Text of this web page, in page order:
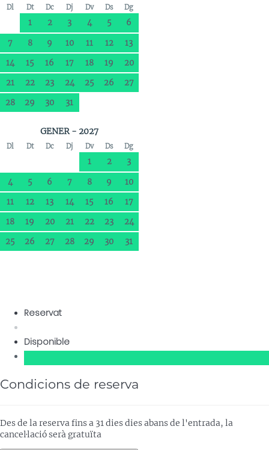
Dl Dt Dc Dj Dv Ds Dg
1 2 3 4 5
6
7
8 9 10 11 12
13
14
15 16 17 18 19
20
21
22 23 24 25 26
27
28
29 30 31
GENER - 2027
Dl Dt Dc Dj Dv Ds Dg
1 2
3
4
5 6 7 8 9
10
11
12 13 14 15 16
17
18
19 20 21 22 23
24
25
26 27 28 29 30 31
Reservat
Disponible
Condicions de reserva
Des de la reserva fins a 31 dies dies abans de l'entrada, la
cancel·lació serà gratuïta